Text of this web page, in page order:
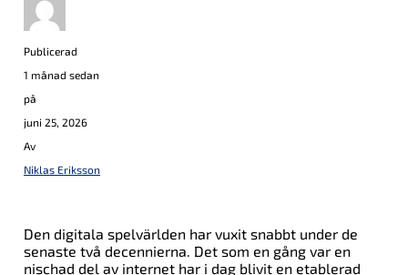
Vanliga Frågor
Vilka är de nyckelspelarna att hålla utkik
efter i matchen?
Spelare som Anfallare X och Mittfältare Y i Hammarby
samt Anfallare A och Mittfältare B i Djurgården är
nyckelspelarna i denna match.
Var kan jag få fler uppdateringar om
Du kan följa fler uppdateringar och analyser på vår
webbplats.
Publicerad
1 månad sedan
på
juni 25, 2026
Av
Niklas Eriksson
Den digitala spelvärlden har vuxit snabbt under de
senaste två decennierna. Det som en gång var en
nischad del av internet har i dag blivit en etablerad